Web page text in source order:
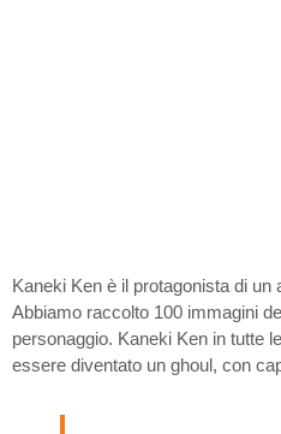
Kaneki Ken è il protagonista di un
Abbiamo raccolto 100 immagini
personaggio. Kaneki Ken in tutte
essere diventato un ghoul, con